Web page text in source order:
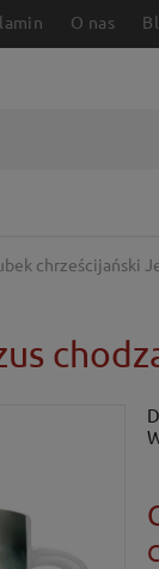
O nas
chrześcijański